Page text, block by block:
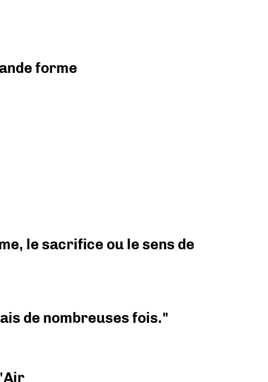
forme
le sacrifice ou le sens de
de nombreuses fois."